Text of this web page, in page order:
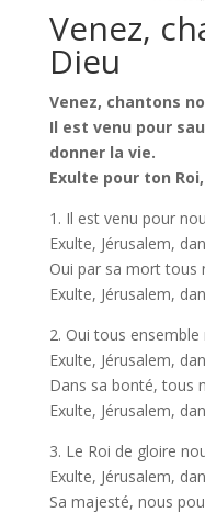
Venez,
Dieu
Venez, chantons
Il est venu pour
donner la vie.
Exulte pour ton
1. Il est venu pour
Exulte, Jérusalem,
Oui par sa mort tous
Exulte, Jérusalem,
2. Oui tous
Exulte, Jérusalem,
Dans sa bonté, tous
Exulte, Jérusalem,
3. Le Roi de gloire
Exulte, Jérusalem,
Sa majesté, nous